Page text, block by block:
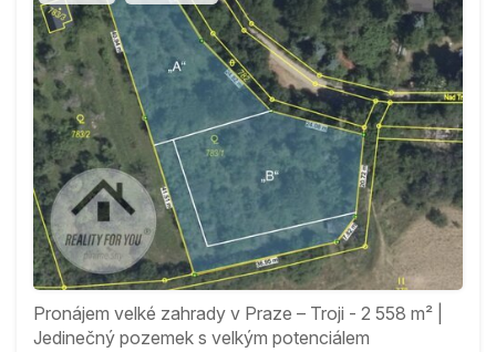
Pronájem velké zahrady v Praze – Troji - 2 558 m² |
Jedinečný pozemek s velkým potenciálem